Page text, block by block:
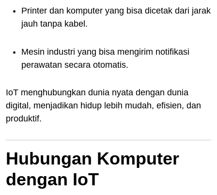
Printer dan komputer yang bisa dicetak dari jarak
jauh tanpa kabel.
Mesin industri yang bisa mengirim notifikasi
perawatan secara otomatis.
IoT menghubungkan dunia nyata dengan dunia
digital, menjadikan hidup lebih mudah, efisien, dan
produktif.
Hubungan Komputer
dengan IoT